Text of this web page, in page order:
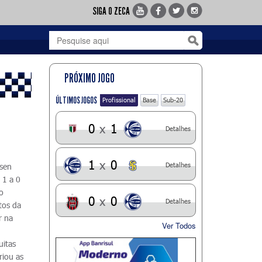
SIGA O ZECA
1 a 0
da
na
as
PRÓXIMO JOGO
ÚLTIMOS JOGOS Profissional Base Sub-20
0 x 1 Detalhes
1 x 0 Detalhes
0 x 0 Detalhes
Ver Todos